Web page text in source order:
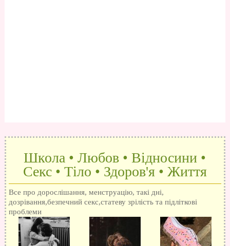
Школа • Любов • Відносини •
Секс • Тіло • Здоров'я • Життя
Все про дорослішання, менструацію, такі дні,
дозрівання,безпечний секс,статеву зрілість та підліткові
проблеми